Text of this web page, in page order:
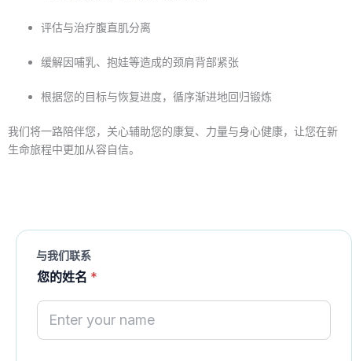
评估与治疗腹直肌分离
缓解因哺乳、抱娃等造成的颈肩背部紧张
根据您的目标与恢复进度，循序渐进地回归锻炼
我们将一路陪伴您，关心辅助您的康复、力量与身心健康，让您在新
生命旅程中更加从容自信。
与我们联系
您的姓名 *